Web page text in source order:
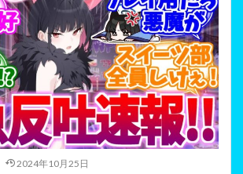
2024年10月25日